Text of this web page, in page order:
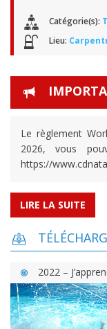
Catégorie(s):
Lieu:
Le règlement
2026, vous
https://
LIRE LA SUITE
2022 –